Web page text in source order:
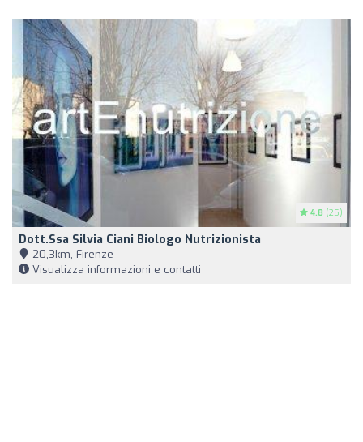
4.8 (25)
Dott.ssa Silvia Ciani Biologo Nutrizionista
20,3km, Firenze
Visualizza informazioni e contatti